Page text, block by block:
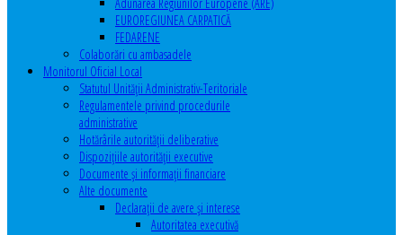
EUROREGIUNEA CARPATICĂ
FEDARENE
Colaborări cu ambasadele
Monitorul Oficial Local
Statutul Unităţii Administrativ-Teritoriale
Regulamentele privind procedurile
administrative
Hotărârile autorităţii deliberative
Dispoziţiile autorităţii executive
Documente şi informaţii financiare
Alte documente
Declaraţii de avere şi interese
Autoritatea executivă